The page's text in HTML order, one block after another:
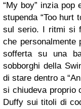
“My boy” inzia pop
stupenda “Too hurt
sul serio. I ritmi si
che personalmente
sofferta su una
sobborghi della
di stare dentro a
si chiudeva proprio
Duffy sui titoli di